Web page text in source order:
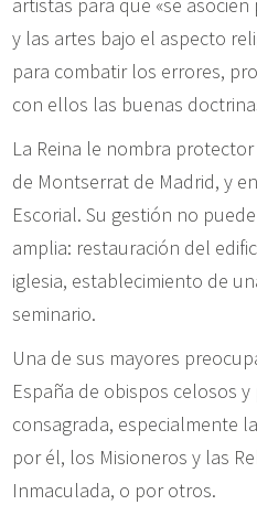
artistas para que «se
y las artes bajo el aspecto
para combatir los errores,
con ellos las buenas
La Reina le nombra
de Montserrat de Madrid, y
Escorial. Su gestión no
amplia: restauración del
iglesia, establecimiento de
seminario.
Una de sus mayores
España de obispos celosos
consagrada, especialmente
por él, los Misioneros y las
Inmaculada, o por otros.